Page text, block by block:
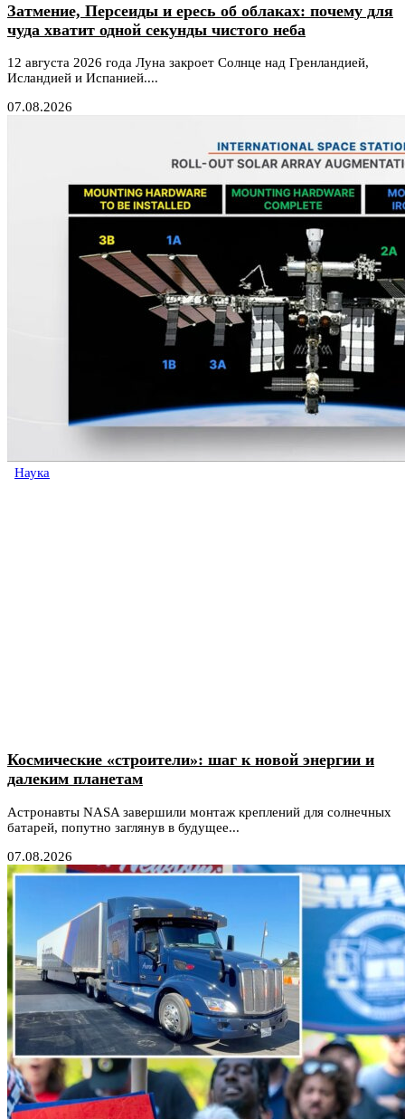
Затмение, Персеиды и ересь об облаках: почему для
чуда хватит одной секунды чистого неба
12 августа 2026 года Луна закроет Солнце над Гренландией,
Исландией и Испанией....
07.08.2026
Наука
Космические «строители»: шаг к новой энергии и
далеким планетам
Астронавты NASA завершили монтаж креплений для солнечных
батарей, попутно заглянув в будущее...
07.08.2026